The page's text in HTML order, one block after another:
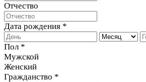
Отчество
Дата рождения *
Пол *
Мужской
Женский
Гражданство *